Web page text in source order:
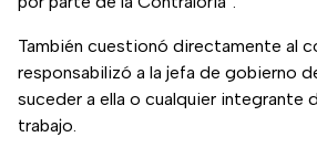
También cuestionó directamente al
responsabilizó a la jefa de gobierno
suceder a ella o cualquier integrante
trabajo.